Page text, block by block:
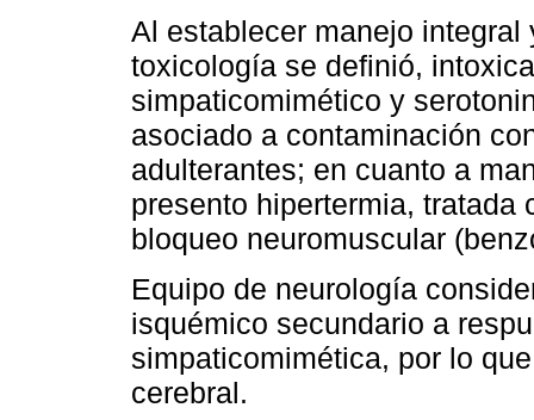
Al establecer manejo
toxicología se definió,
simpaticomimético y
asociado a contaminación
adulterantes; en cuanto a
presento hipertermia,
bloqueo neuromuscular
Equipo de neurología
isquémico secundario a
simpaticomimética, por lo
cerebral.